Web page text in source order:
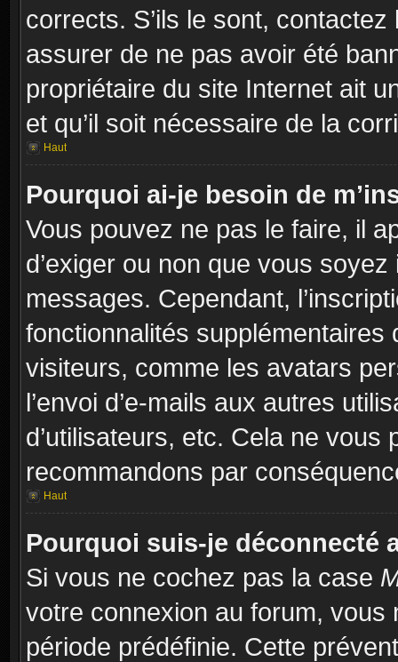
corrects. S’ils le sont,
assurer de ne pas avoir été
propriétaire du site Internet ait
et qu’il soit nécessaire de la
Haut
Pourquoi ai-je besoin de
Vous pouvez ne pas le faire, il
d’exiger ou non que vous
messages. Cependant,
fonctionnalités
visiteurs, comme les avatars
l’envoi d’e-mails aux autres
d’utilisateurs, etc. Cela ne vous
recommandons par
Haut
Pourquoi suis-je déconnecté
Si vous ne cochez pas la case
votre connexion au forum,
période prédéfinie. Cette